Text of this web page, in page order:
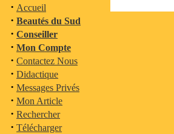
· Accueil
· Beautés du Sud
· Conseiller
· Mon Compte
· Contactez Nous
· Didactique
· Messages Privés
· Mon Article
· Rechercher
· Télécharger